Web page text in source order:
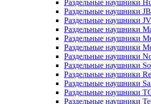
Раздельные наушники
Раздельные наушники
Раздельные наушники
Раздельные наушники
Раздельные наушники
Раздельные наушники
Раздельные наушники
Раздельные наушники
Раздельные наушники
Раздельные наушники
Раздельные наушники
Раздельные наушники